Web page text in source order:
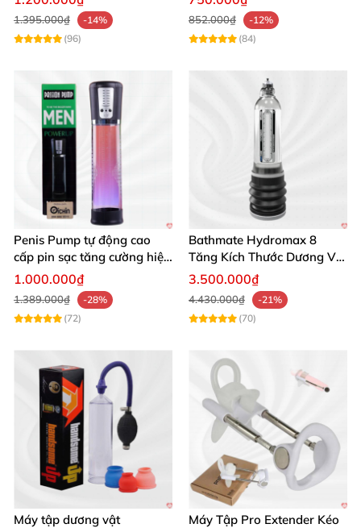
1.395.000₫
-14%
(96)
852.000₫
-12%
(84)
Penis Pump tự động cao
cấp pin sạc tăng cường hiệu
quả mua ngay
1.000.000₫
1.389.000₫
-28%
(72)
Bathmate Hydromax 8
Tăng Kích Thước Dương Vật
An Toàn Hiệu Quả
3.500.000₫
4.430.000₫
-21%
(70)
Máy tập dương vật
Máy Tập Pro Extender Kéo